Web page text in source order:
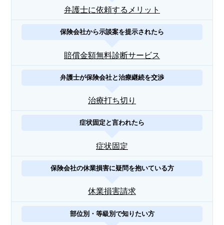
弁護士に依頼するメリット
保険会社から示談案を提示されたら
賠償金額無料診断サービス
弁護士が保険会社と治療継続を交渉
治療打ち切り
症状固定と言われたら
症状固定
保険会社の休業損害に疑問を抱いている方
休業損害請求
部位別・等級別で知りたい方